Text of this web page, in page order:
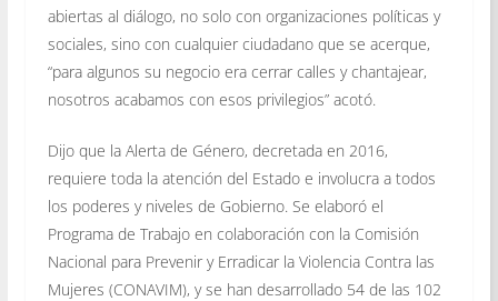
abiertas al diálogo, no solo con organizaciones políticas y
sociales, sino con cualquier ciudadano que se acerque,
“para algunos su negocio era cerrar calles y chantajear,
nosotros acabamos con esos privilegios” acotó.
Dijo que la Alerta de Género, decretada en 2016,
requiere toda la atención del Estado e involucra a todos
los poderes y niveles de Gobierno. Se elaboró el
Programa de Trabajo en colaboración con la Comisión
Nacional para Prevenir y Erradicar la Violencia Contra las
Mujeres (CONAVIM), y se han desarrollado 54 de las 102